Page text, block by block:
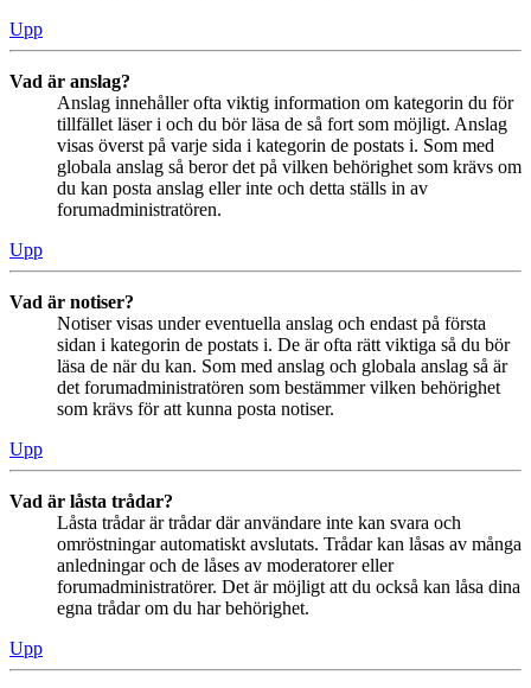
Upp
Vad är anslag?
Anslag innehåller ofta viktig information om kategorin du för
tillfället läser i och du bör läsa de så fort som möjligt. Anslag
visas överst på varje sida i kategorin de postats i. Som med
globala anslag så beror det på vilken behörighet som krävs om
du kan posta anslag eller inte och detta ställs in av
forumadministratören.
Upp
Vad är notiser?
Notiser visas under eventuella anslag och endast på första
sidan i kategorin de postats i. De är ofta rätt viktiga så du bör
läsa de när du kan. Som med anslag och globala anslag så är
det forumadministratören som bestämmer vilken behörighet
som krävs för att kunna posta notiser.
Upp
Vad är låsta trådar?
Låsta trådar är trådar där användare inte kan svara och
omröstningar automatiskt avslutats. Trådar kan låsas av många
anledningar och de låses av moderatorer eller
forumadministratörer. Det är möjligt att du också kan låsa dina
egna trådar om du har behörighet.
Upp